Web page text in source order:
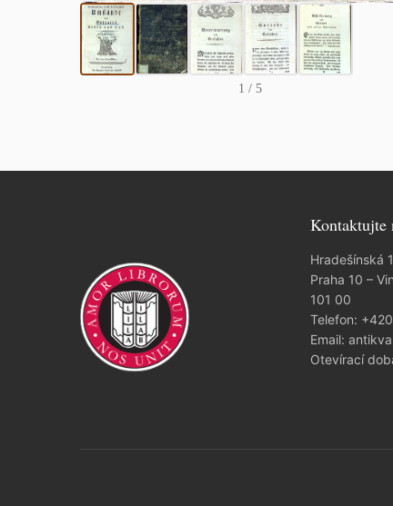
1 / 5
Kontaktujte
Hradešínská
Praha 10 –
101 00
Telefon:
Email:
Otevírací